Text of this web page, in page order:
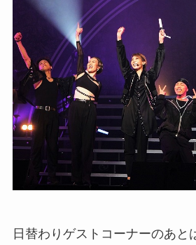
日替わりゲストコーナーのあと